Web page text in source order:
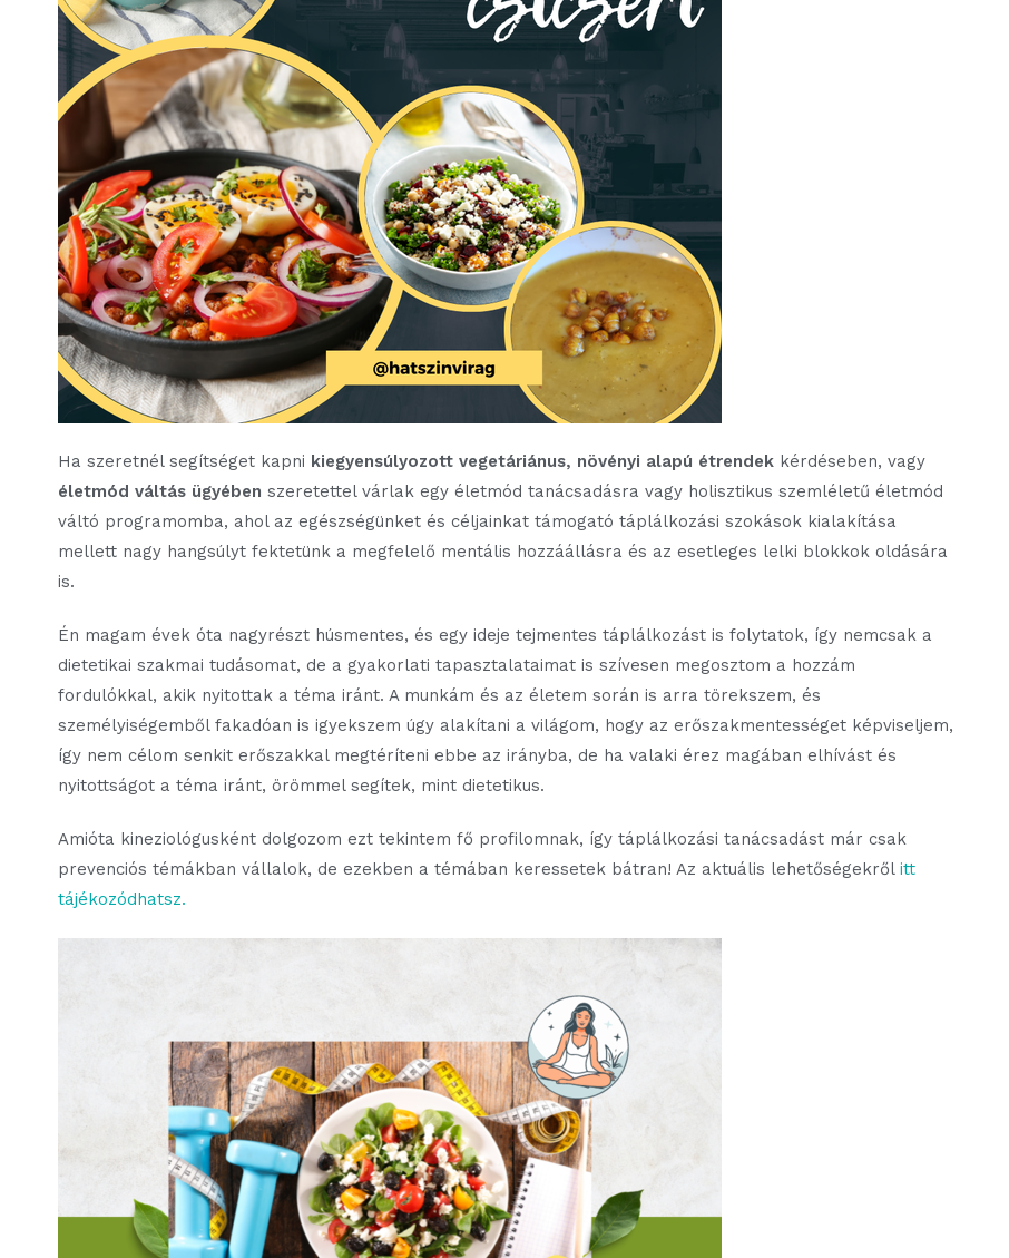
Ha szeretnél segítséget kapni kiegyensúlyozott vegetáriánus, növényi alapú étrendek kérdéseben, vagy
életmód váltás ügyében szeretettel várlak egy életmód tanácsadásra vagy holisztikus szemléletű életmód
váltó programomba, ahol az egészségünket és céljainkat támogató táplálkozási szokások kialakítása
mellett nagy hangsúlyt fektetünk a megfelelő mentális hozzáállásra és az esetleges lelki blokkok oldására
is.
Én magam évek óta nagyrészt húsmentes, és egy ideje tejmentes táplálkozást is folytatok, így nemcsak a
dietetikai szakmai tudásomat, de a gyakorlati tapasztalataimat is szívesen megosztom a hozzám
fordulókkal, akik nyitottak a téma iránt. A munkám és az életem során is arra törekszem, és
személyiségemből fakadóan is igyekszem úgy alakítani a világom, hogy az erőszakmentességet képviseljem,
így nem célom senkit erőszakkal megtéríteni ebbe az irányba, de ha valaki érez magában elhívást és
nyitottságot a téma iránt, örömmel segítek, mint dietetikus.
Amióta kineziológusként dolgozom ezt tekintem fő profilomnak, így táplálkozási tanácsadást már csak
prevenciós témákban vállalok, de ezekben a témában keressetek bátran! Az aktuális lehetőségekről itt
tájékozódhatsz.